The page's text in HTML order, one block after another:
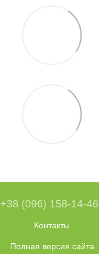
+38 (096) 158-14-46
Контакты
Полная версия сайта